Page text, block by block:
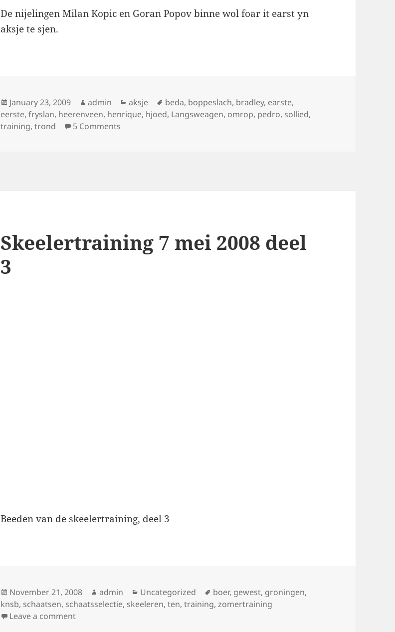
De nijelingen Milan Kopic en Goran Popov binne wol foar it earst yn
aksje te sjen.
Posted
on
January 23, 2009 Author
admin Categories
aksje Tags
beda, boppeslach, bradley, earste,
eerste,fryslan, heerenveen, henrique, hjoed, Langsweagen, omrop, pedro, sollied,
training,trond 5 Comments
Skeelertraining 7 mei 2008 deel
3
Beeden van de skeelertraining, deel 3
Posted
on
November 21, 2008 Author
admin Categories
Uncategorized Tags
boer, gewest, groningen,
knsb, schaatsen, schaatsselectie, skeeleren,ten,training,zomertraining
Leave a commenton Skeelertraining 7 mei 2008 deel 3